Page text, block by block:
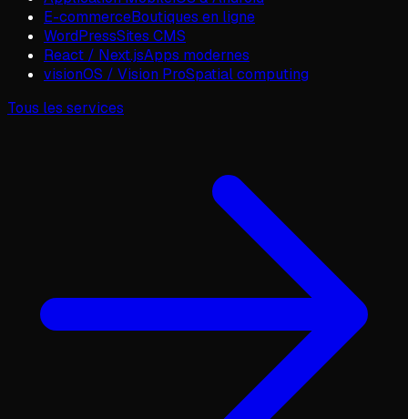
E-commerceBoutiques en ligne
WordPressSites CMS
React / Next.jsApps modernes
visionOS / Vision ProSpatial computing
Tous les services